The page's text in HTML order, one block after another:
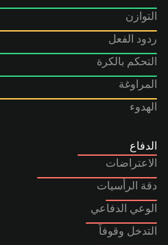
التوازن
ردود الفعل
التحكم بالكرة
المراوغة
الهدوء
الدفاع
الاعتراضات
دقة الرأسيات
الوعي الدفاعي
التدخل وقوفاً